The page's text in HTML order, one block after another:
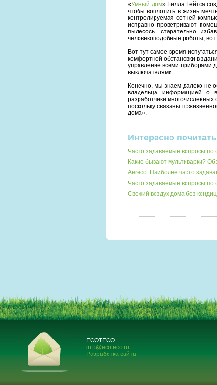
«Умный дом» Билла Гейтса
чтобы воплотить в жизнь
контролируемая сотней
исправно проветривают
пылесосы старательно
человекоподобные роботы, вот
Вот тут самое время
комфортной обстановки в
управление всеми приборами
выключателями.
Конечно, мы знаем далеко не
владельца информацией о
разработчики многочисленных
поскольку связаны
дома».
Интересно почитать
Часто задаваемые вопросы по
Какие бывают мультиварки?
Aereco. Наиболее часто
Часто задаваемые вопросы по
Свежий воздух дома без
ECOTECO
info@ecoteco.ru
Разработка сайта